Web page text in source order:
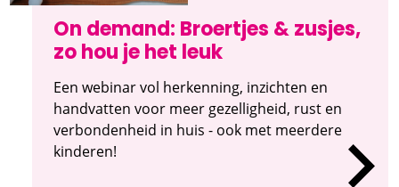
On demand: Broertjes & zusjes,
zo hou je het leuk
Een webinar vol herkenning, inzichten en
handvatten voor meer gezelligheid, rust en
verbondenheid in huis - ook met meerdere
kinderen!